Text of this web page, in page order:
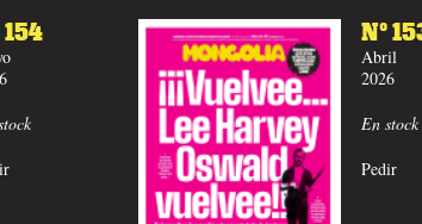
Nº 152
Marzo
2026
En stock
Pedir